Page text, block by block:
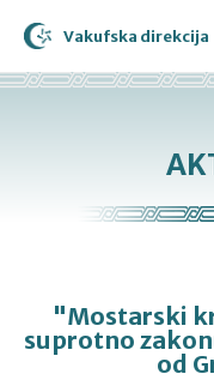
Vakufska direkcija
"Mostarski
suprotno
od